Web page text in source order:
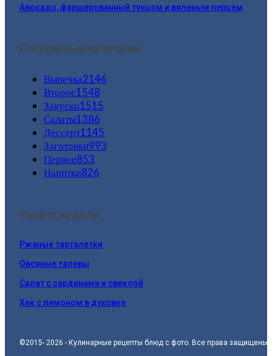
Авокадо, фаршированный тунцом и вяленым перцем
Популярные категории
Выпечка2146
Второе1548
Закуски1515
Салаты1386
Дессерт1145
Заготовки993
Первое853
Напитки826
Рецепт недели:
Ржаные тарталетки
Овсяные талеры
Салат с сардинами и свеклой
Хек с лимоном в духовке
©2015- 2026 - Кулинарные рецепты блюд с фото. Все права защищены.